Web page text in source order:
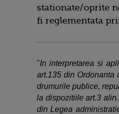
stationate/oprite
fi reglementata
"In interpretarea si
art.135 din Ordonanta
drumurile publice,
la dispozitiile art.3
din Legea